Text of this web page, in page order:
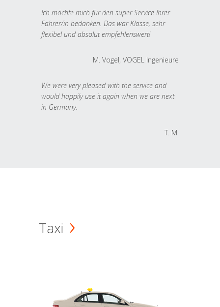
Ich möchte mich für den super Service Ihrer
Fahrer/in bedanken. Das war Klasse, sehr
flexibel und absolut empfehlenswert!
M. Vogel, VOGEL Ingenieure
We were very pleased with the service and
would happily use it again when we are next
in Germany.
T. M.
Taxi